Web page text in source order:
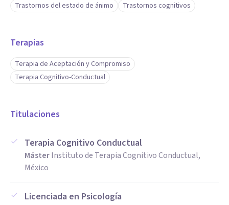
Trastornos del estado de ánimo
Trastornos cognitivos
Terapias
Terapia de Aceptación y Compromiso
Terapia Cognitivo-Conductual
Titulaciones
Terapia Cognitivo Conductual
MásterInstituto de Terapia Cognitivo Conductual,
México
Licenciada en Psicología